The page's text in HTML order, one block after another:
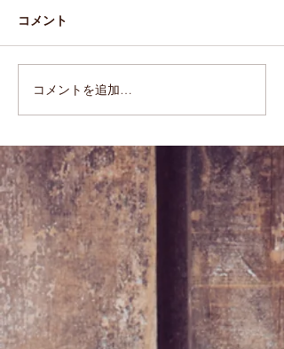
チョコハート♡
コメント
コメントを追加…